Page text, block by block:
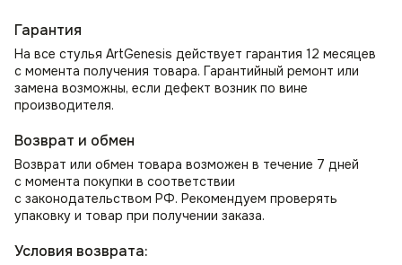
Гарантия
На все стулья ArtGenesis действует гарантия 12 месяцев
с момента получения товара. Гарантийный ремонт или
замена возможны, если дефект возник по вине
производителя.
Возврат и обмен
Возврат или обмен товара возможен в течение 7 дней
с момента покупки в соответствии
с законодательством РФ. Рекомендуем проверять
упаковку и товар при получении заказа.
Условия возврата: